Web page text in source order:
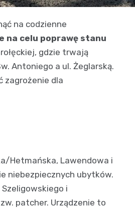
na codzienne
na celu poprawę stanu
gdzie trwają
Antoniego a ul. Żeglarską.
zagrożenie dla
Hetmańska, Lawendowa i
niebezpiecznych ubytków.
i
patcher. Urządzenie to